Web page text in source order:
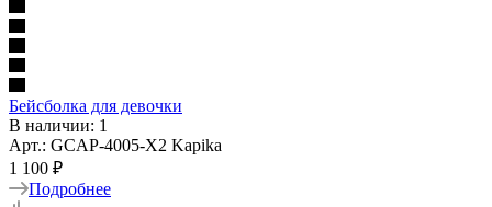
Бейсболка для девочки
В наличии: 1
Арт.: GCAP-4005-X2 Kapika
1 100 ₽
Подробнее